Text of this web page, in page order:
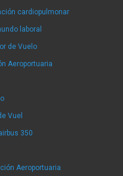
cardiopulmonar
laboral
de Vuelo
Aeroportuaria
Vuel
350
Aeroportuaria